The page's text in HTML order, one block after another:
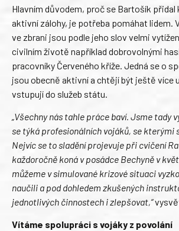
Hlavním důvodem, proč se Bartošík přidal
aktivní zálohy, je potřeba pomáhat lidem.
ve zbrani jsou podle jeho slov velmi
civilním životě například dobrovolnými
pracovníky Červeného kříže. Jedná se o
jsou obecně aktivní a chtějí být ještě více
vstupují do služeb státu.
„Všechny nás tahle práce baví. Jsme tady
se týká profesionálních vojáků, se kterými
Nejvíc se to sladění projevuje při cvičení
každoročně koná v posádce Bechyně v
můžeme v simulované krizové situaci
naučili a pod dohledem zkušených
jednotlivých činnostech i zlepšovat,“
Vítáme spolupráci s vojáky z povolání